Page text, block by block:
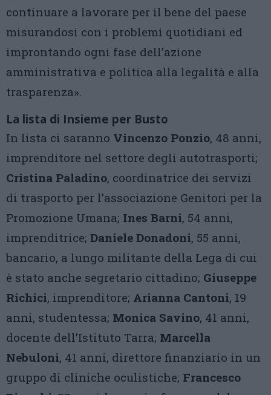
continuare a lavorare per il bene del paese
misurandosi con i problemi quotidiani ed
improntando ogni fase dell’azione
amministrativa e politica alla legalità e alla
trasparenza».
La lista di Insieme per Busto
In lista ci saranno Vincenzo Ponzio, 48 anni,
imprenditore nel settore degli autotrasporti;
Cristina Paladino, coordinatrice dei servizi
di trasporto per l’associazione Genitori per la
Promozione Umana; Ines Barni, 54 anni,
imprenditrice; Daniele Donadoni, 55 anni,
bancario, a lungo militante della Lega di cui
è stato anche segretario cittadino; Giuseppe
Richici, imprenditore; Arianna Cantoni, 19
anni, studentessa; Monica Savino, 41 anni,
docente dell’Istituto Tarra; Marcella
Nebuloni, 41 anni, direttore finanziario in un
gruppo di cliniche oculistiche; Francesco